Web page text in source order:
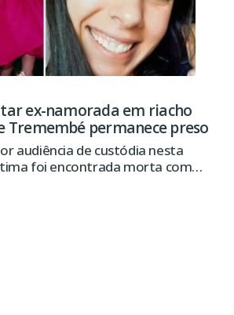
ex-namorada em riacho
Tremembé permanece preso
audiência de custódia nesta
foi encontrada morta com